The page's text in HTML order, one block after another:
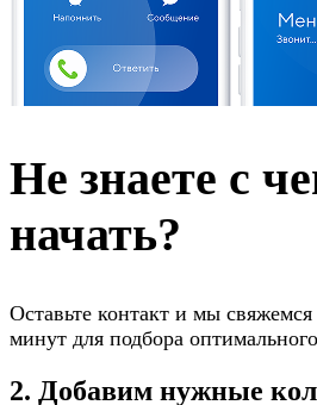
Не знаете с
начать?
Оставьте контакт и мы
минут для подбора
2. Добавим нужные